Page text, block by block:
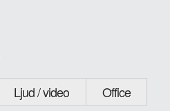
Ljud / video Office